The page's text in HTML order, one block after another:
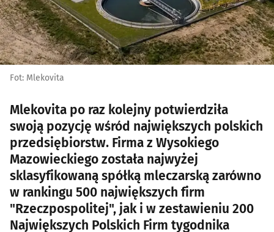
Fot: Mlekovita
Mlekovita po raz kolejny potwierdziła
swoją pozycję wśród największych polskich
przedsiębiorstw. Firma z Wysokiego
Mazowieckiego została najwyżej
sklasyfikowaną spółką mleczarską zarówno
w rankingu 500 największych firm
"Rzeczpospolitej", jak i w zestawieniu 200
Największych Polskich Firm tygodnika